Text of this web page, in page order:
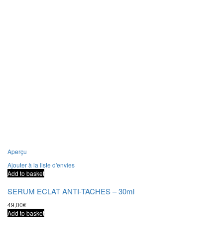
Aperçu
Ajouter à la liste d'envies
Add to basket
SERUM ECLAT ANTI-TACHES – 30ml
49,00€
Add to basket